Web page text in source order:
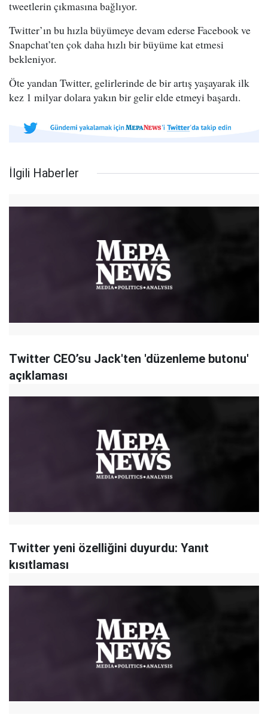
tweetlerin çıkmasına bağlıyor.
Twitter’ın bu hızla büyümeye devam ederse Facebook ve
Snapchat’ten çok daha hızlı bir büyüme kat etmesi
bekleniyor.
Öte yandan Twitter, gelirlerinde de bir artış yaşayarak ilk
kez 1 milyar dolara yakın bir gelir elde etmeyi başardı.
İlgili Haberler
Twitter CEO’su Jack'ten 'düzenleme butonu'
açıklaması
Twitter yeni özelliğini duyurdu: Yanıt
kısıtlaması